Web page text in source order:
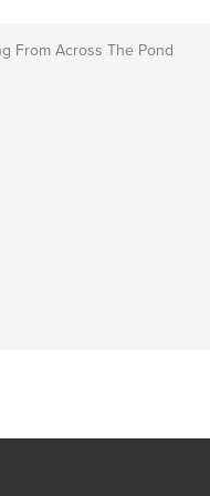
From Across The Pond